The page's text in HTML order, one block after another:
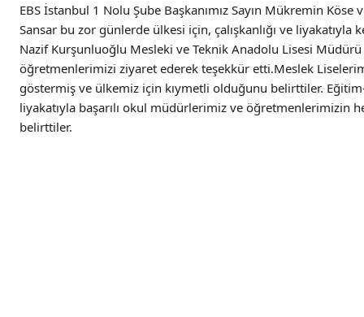
EBS İstanbul 1 Nolu Şube Başkanımız Sayın Mükremin
Sansar bu zor günlerde ülkesi için, çalışkanlığı ve liyakatıyla
Nazif Kurşunluoğlu Mesleki ve Teknik Anadolu Lisesi
öğretmenlerimizi ziyaret ederek teşekkür etti.Meslek
göstermiş ve ülkemiz için kıymetli olduğunu belirttiler. Eğitim-
liyakatıyla başarılı okul müdürlerimiz ve öğretmenlerimizin
belirttiler.